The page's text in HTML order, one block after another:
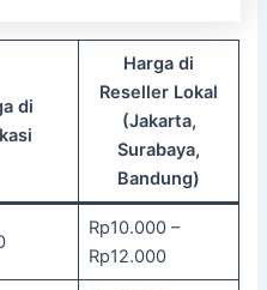
di
Harga di
Reseller Lokal
(Jakarta,
Surabaya,
Bandung)
Rp10.000 –
Rp12.000